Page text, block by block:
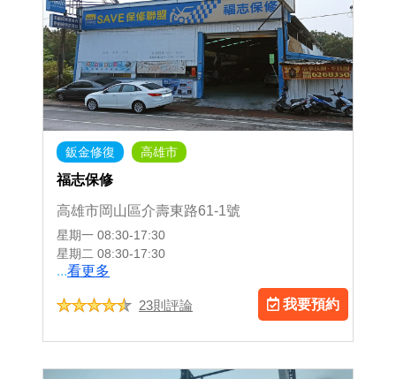
鈑金修復 高雄市
福志保修
高雄市岡山區介壽東路61-1號
星期一 08:30-17:30
星期二 08:30-17:30
...看更多
23則評論 我要預約